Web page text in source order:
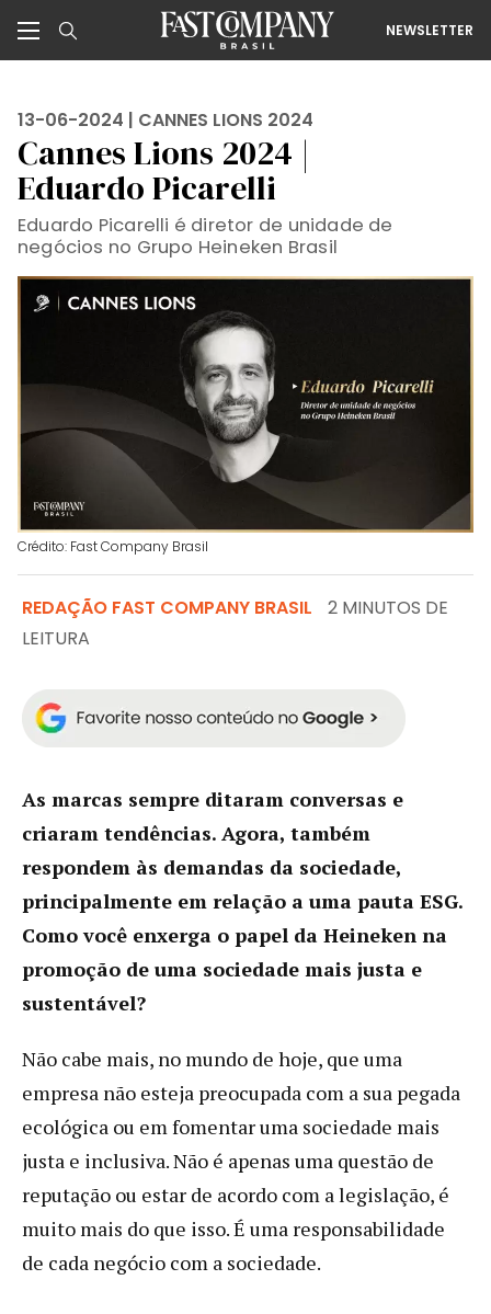
NEWSLETTER
13-06-2024 | CANNES LIONS 2024
Cannes Lions 2024 |
Eduardo Picarelli
Eduardo Picarelli é diretor de unidade de
negócios no Grupo Heineken Brasil
Crédito: Fast Company Brasil
REDAÇÃO FAST COMPANY BRASIL
2 MINUTOS DE
LEITURA
As marcas sempre ditaram conversas e
criaram tendências. Agora, também
respondem às demandas da sociedade,
principalmente em relação a uma pauta ESG.
Como você enxerga o papel da Heineken na
promoção de uma sociedade mais justa e
sustentável?
Não cabe mais, no mundo de hoje, que uma
empresa não esteja preocupada com a sua pegada
ecológica ou em fomentar uma sociedade mais
justa e inclusiva. Não é apenas uma questão de
reputação ou estar de acordo com a legislação, é
muito mais do que isso. É uma responsabilidade
de cada negócio com a sociedade.